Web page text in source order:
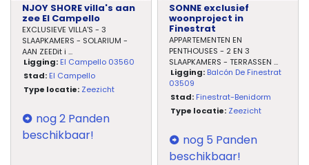
NJOY SHORE villa's aan
zee El Campello
EXCLUSIEVE VILLA'S - 3
SLAAPKAMERS - SOLARIUM -
AAN ZEEDit i ...
Ligging: El Campello 03560
Stad: El Campello
Type locatie: Zeezicht
nog 2 Panden
beschikbaar!
SONNE exclusief
woonproject in
Finestrat
APPARTEMENTEN EN
PENTHOUSES - 2 EN 3
SLAAPKAMERS - TERRASSEN ...
Ligging: Balcón De Finestrat
03509
Stad: Finestrat-Benidorm
Type locatie: Zeezicht
nog 5 Panden
beschikbaar!